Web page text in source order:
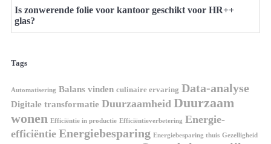
Is zonwerende folie voor kantoor geschikt voor HR++
glas?
Tags
Automatisering Balans vinden culinaire ervaring Data-analyse
Digitale transformatie Duurzaamheid Duurzaam
wonen Efficiëntie in productie Efficiëntieverbetering Energie-
efficiëntie Energiebesparing Energiebesparing thuis Gezelligheid